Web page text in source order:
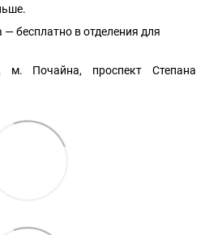
бесплатно в отделения для
м. Почайна, проспект Степана